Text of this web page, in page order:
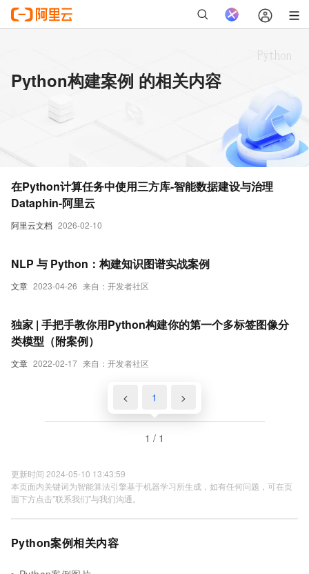
Python构建案例 的相关内容
阿里云文档 2026-02-10
在Python计算任务中使用三方库-智能数据建设与治理
Dataphin-阿里云
文章 2023-04-26 来自：开发者社区
NLP 与 Python：构建知识图谱实战案例
文章 2022-02-17 来自：开发者社区
独家 | 手把手教你用Python构建你的第一个多标签图像分
类模型（附案例）
< 1 >
1 / 1
更新时间 2024-05-10 13:43:59
本页面内关键词为智能算法引擎基于机器学习所生成，如有任何问题，可在页
面下方点击"联系我们"与我们沟通。
Python案例相关内容